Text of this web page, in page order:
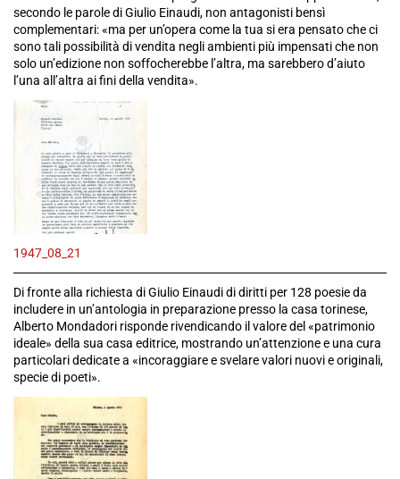
secondo le parole di Giulio Einaudi, non antagonisti bensì
complementari: «ma per un’opera come la tua si era pensato che ci
sono tali possibilità di vendita negli ambienti più impensati che non
solo un’edizione non soffocherebbe l’altra, ma sarebbero d’aiuto
l’una all’altra ai fini della vendita».
1947_08_21
Di fronte alla richiesta di Giulio Einaudi di diritti per 128 poesie da
includere in un’antologia in preparazione presso la casa torinese,
Alberto Mondadori risponde rivendicando il valore del «patrimonio
ideale» della sua casa editrice, mostrando un’attenzione e una cura
particolari dedicate a «incoraggiare e svelare valori nuovi e originali,
specie di poeti».